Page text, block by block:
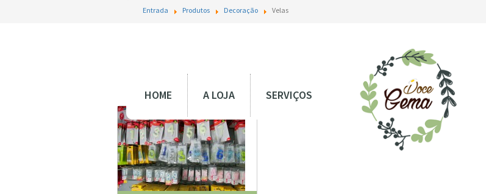
HOME A LOJA SERVIÇOS
Entrada Produtos Decoração Velas
Velas